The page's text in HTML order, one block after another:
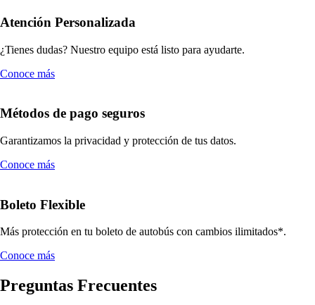
Atención Personalizada
¿Tienes dudas? Nuestro equipo está listo para ayudarte.
Conoce más
Métodos de pago seguros
Garantizamos la privacidad y protección de tus datos.
Conoce más
Boleto Flexible
Más protección en tu boleto de autobús con cambios ilimitados*.
Conoce más
Preguntas Frecuentes